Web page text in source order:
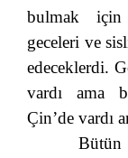
bulmak için
geceleri ve
edeceklerdi.
vardı ama
Çin’de vardı